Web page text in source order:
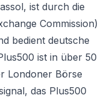
ist durch die
Commission)
bedient deutsche
ist in über 50
Londoner Börse
das Plus500